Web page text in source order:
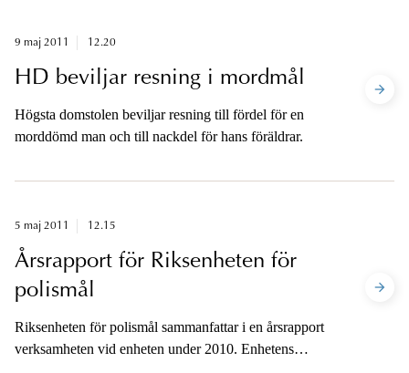
9 maj 2011 12.20
HD beviljar resning i mordmål
Högsta domstolen beviljar resning till fördel för en
morddömd man och till nackdel för hans föräldrar.
5 maj 2011 12.15
Årsrapport för Riksenheten för
polismål
Riksenheten för polismål sammanfattar i en årsrapport
verksamheten vid enheten under 2010. Enhetens